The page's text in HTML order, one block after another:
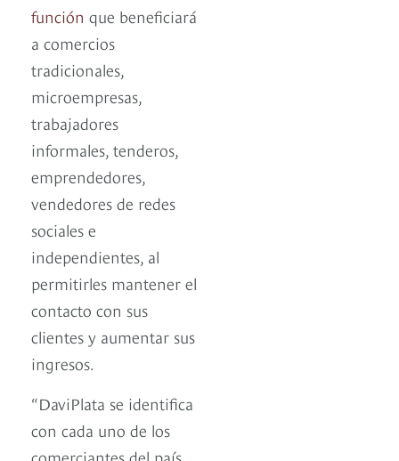
función que beneficiará
a comercios
tradicionales,
microempresas,
trabajadores
informales, tenderos,
emprendedores,
vendedores de redes
sociales e
independientes, al
permitirles mantener el
contacto con sus
clientes y aumentar sus
ingresos.
“DaviPlata se identifica
con cada uno de los
comerciantes del país,